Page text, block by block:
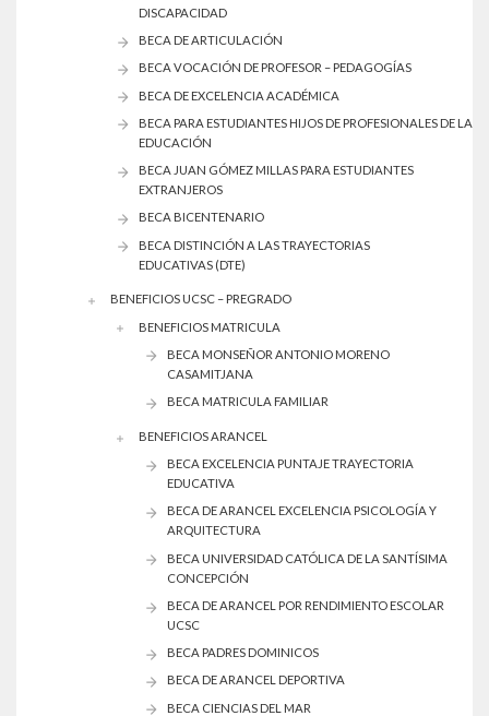
DISCAPACIDAD
BECA DE ARTICULACIÓN
BECA VOCACIÓN DE PROFESOR – PEDAGOGÍAS
BECA DE EXCELENCIA ACADÉMICA
BECA PARA ESTUDIANTES HIJOS DE PROFESIONALES DE LA
EDUCACIÓN
BECA JUAN GÓMEZ MILLAS PARA ESTUDIANTES
EXTRANJEROS
BECA BICENTENARIO
BECA DISTINCIÓN A LAS TRAYECTORIAS
EDUCATIVAS (DTE)
BENEFICIOS UCSC – PREGRADO
BENEFICIOS MATRICULA
BECA MONSEÑOR ANTONIO MORENO
CASAMITJANA
BECA MATRICULA FAMILIAR
BENEFICIOS ARANCEL
BECA EXCELENCIA PUNTAJE TRAYECTORIA
EDUCATIVA
BECA DE ARANCEL EXCELENCIA PSICOLOGÍA Y
ARQUITECTURA
BECA UNIVERSIDAD CATÓLICA DE LA SANTÍSIMA
CONCEPCIÓN
BECA DE ARANCEL POR RENDIMIENTO ESCOLAR
UCSC
BECA PADRES DOMINICOS
BECA DE ARANCEL DEPORTIVA
BECA CIENCIAS DEL MAR